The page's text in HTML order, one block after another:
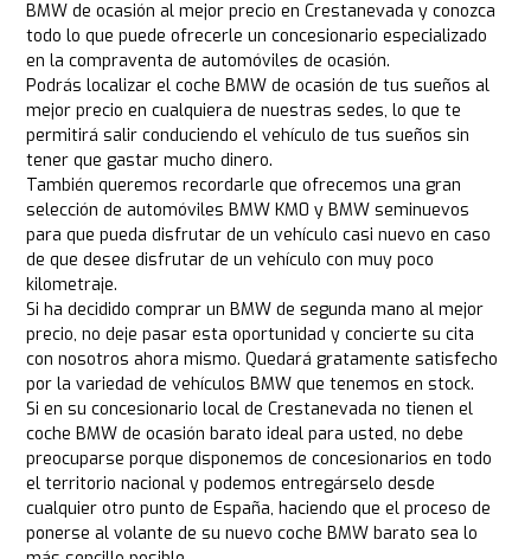
BMW de ocasión al mejor precio en Crestanevada y conozca
todo lo que puede ofrecerle un concesionario especializado
en la compraventa de automóviles de ocasión.
Podrás localizar el coche BMW de ocasión de tus sueños al
mejor precio en cualquiera de nuestras sedes, lo que te
permitirá salir conduciendo el vehículo de tus sueños sin
tener que gastar mucho dinero.
También queremos recordarle que ofrecemos una gran
selección de automóviles BMW KM0 y BMW seminuevos
para que pueda disfrutar de un vehículo casi nuevo en caso
de que desee disfrutar de un vehículo con muy poco
kilometraje.
Si ha decidido comprar un BMW de segunda mano al mejor
precio, no deje pasar esta oportunidad y concierte su cita
con nosotros ahora mismo. Quedará gratamente satisfecho
por la variedad de vehículos BMW que tenemos en stock.
Si en su concesionario local de Crestanevada no tienen el
coche BMW de ocasión barato ideal para usted, no debe
preocuparse porque disponemos de concesionarios en todo
el territorio nacional y podemos entregárselo desde
cualquier otro punto de España, haciendo que el proceso de
ponerse al volante de su nuevo coche BMW barato sea lo